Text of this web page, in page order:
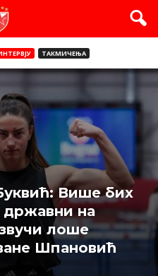
ТАКМИЧЕЊА
Више бих
државни на
лоше
Шпановић